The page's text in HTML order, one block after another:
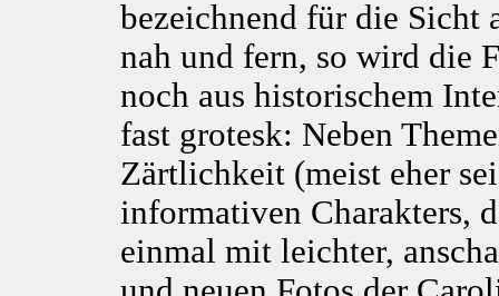
bezeichnend für die Sicht
nah und fern, so wird die
noch aus historischem
fast grotesk: Neben
Zärtlichkeit (meist eher
informativen Charakters,
einmal mit leichter,